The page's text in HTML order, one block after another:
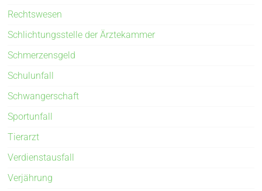
Rechtswesen
Schlichtungsstelle der Ärztekammer
Schmerzensgeld
Schulunfall
Schwangerschaft
Sportunfall
Tierarzt
Verdienstausfall
Verjährung